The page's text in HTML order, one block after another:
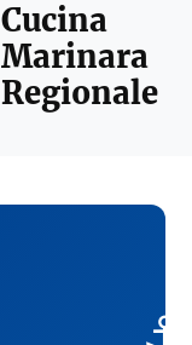
Cucina
Marinara
Regionale